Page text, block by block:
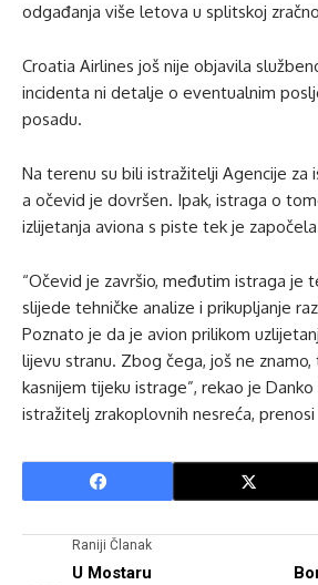
odgađanja više letova u splitskoj
Croatia Airlines još nije objavila
incidenta ni detalje o eventualnim
posadu.
Na terenu su bili istražitelji Agencije za
a očevid je dovršen. Ipak, istraga o
izlijetanja aviona s piste tek je
“Očevid je završio, međutim istraga je
slijede tehničke analize i prikupljanje
Poznato je da je avion prilikom
lijevu stranu. Zbog čega, još ne
kasnijem tijeku istrage”, rekao je
istražitelj zrakoplovnih nesreća, prenosi
Raniji Članak
U Mostaru